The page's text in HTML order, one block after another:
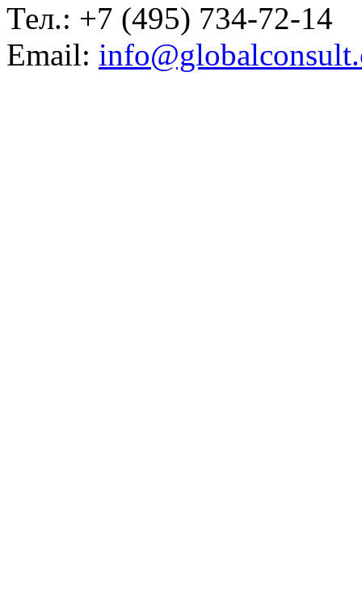
Тел.: +7 (495) 734-72-14
Email: